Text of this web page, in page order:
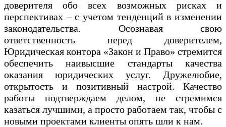
доверителя обо всех возможных рисках и
перспективах – с учетом тенденций в изменении
законодательства. Осознавая свою
ответственность перед доверителем,
Юридическая контора «Закон и Право» стремится
обеспечить наивысшие стандарты качества
оказания юридических услуг. Дружелюбие,
открытость и позитивный настрой. Качество
работы подтверждаем делом, не стремимся
казаться лучшими, а просто работаем так, чтобы с
новыми проектами клиенты опять шли к нам.